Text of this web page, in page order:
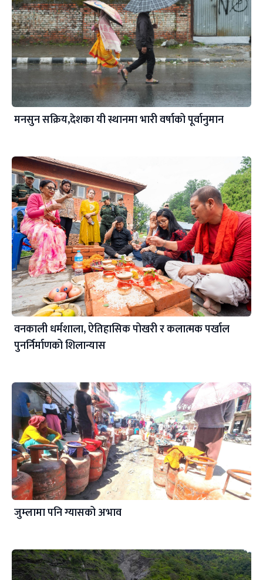
मनसुन सक्रिय,देशका यी स्थानमा भारी वर्षाको पूर्वानुमान
वनकाली धर्मशाला, ऐतिहासिक पोखरी र कलात्मक पर्खाल
पुनर्निर्माणको शिलान्यास
जुम्लामा पनि ग्यासको अभाव